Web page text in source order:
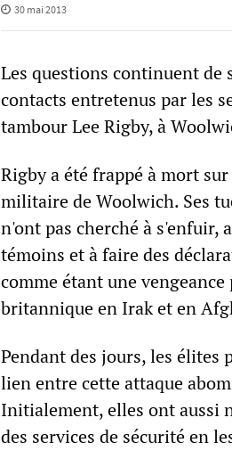
30 mai 2013
Les questions continuent
contacts entretenus par les
tambour Lee Rigby, à
Rigby a été frappé à mort
militaire de Woolwich. Ses
n'ont pas cherché à s'enfuir,
témoins et à faire des
comme étant une
britannique en Irak et en
Pendant des jours, les
lien entre cette attaque
Initialement, elles ont aussi
des services de sécurité en